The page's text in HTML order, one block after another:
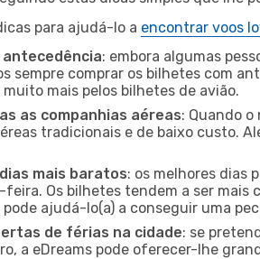
para ajudá-lo a encontrar voos
antecedência: embora algumas
sempre comprar os bilhetes com
mais pelos bilhetes de avião.
as companhias aéreas: Quando
tradicionais e de baixo custo.
mais baratos: os melhores dias
Os bilhetes tendem a ser mais
ajudá-lo(a) a conseguir uma
de férias na cidade: se
a eDreams pode oferecer-lhe